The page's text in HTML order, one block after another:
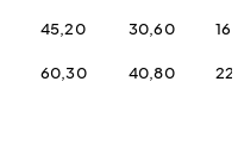
45,20 30,60
60,30 40,80